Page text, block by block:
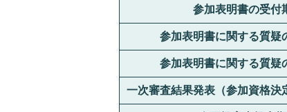
参加表明書の受付
参加表明書に関する質疑
参加表明書に関する質疑
一次審査結果発表（参加資格決